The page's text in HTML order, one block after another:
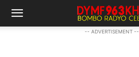
-- ADVERTISEMENT --